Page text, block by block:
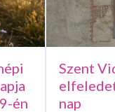
én
Szent
nap